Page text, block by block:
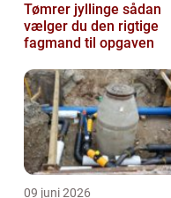
Tømrer jyllinge sådan
vælger du den rigtige
fagmand til opgaven
09 juni 2026